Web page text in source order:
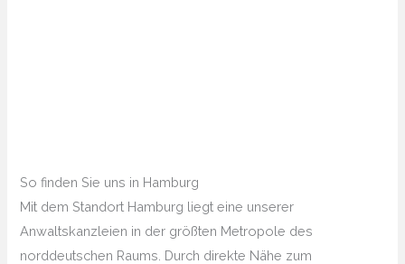
So finden Sie uns in Hamburg
Mit dem Standort Hamburg liegt eine unserer
Anwaltskanzleien in der größten Metropole des
norddeutschen Raums. Durch direkte Nähe zum